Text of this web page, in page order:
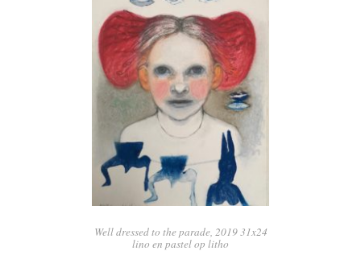
Well dressed to the parade, 2019 31x24
lino en pastel op litho